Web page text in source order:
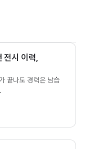
전시 이력,
끝나도 경력은 남습